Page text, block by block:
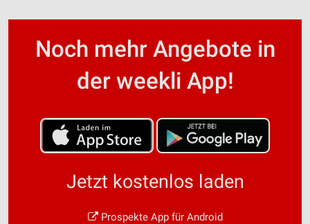
Noch mehr Angebote in
der weekli App!
Jetzt kostenlos laden
Prospekte App für Android